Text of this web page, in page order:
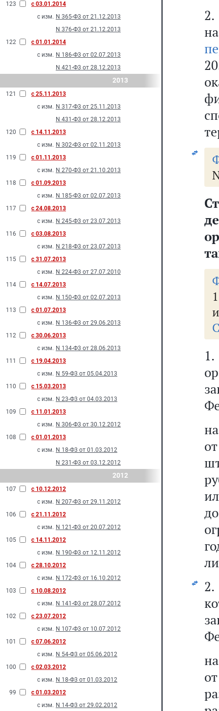
123
с 03.01.2014
с изм. N 365-Ф3 от 21.12.2013
N 376-Ф3 от 21.12.2013
122
с 01.01.2014
с изм. N 186-Ф3 от 02.07.2013
N 421-Ф3 от 28.12.2013
2013
121
с 25.11.2013
с изм. N 317-Ф3 от 25.11.2013
N 431-Ф3 от 28.12.2013
120
с 14.11.2013
с изм. N 302-Ф3 от 02.11.2013
119
с 01.11.2013
с изм. N 270-Ф3 от 21.10.2013
118
с 01.09.2013
с изм. N 185-Ф3 от 02.07.2013
117
с 24.08.2013
с изм. N 245-Ф3 от 23.07.2013
116
с 03.08.2013
с изм. N 218-Ф3 от 23.07.2013
115
с 31.07.2013
с изм. N 224-Ф3 от 27.07.2010
114
с 14.07.2013
с изм. N 150-Ф3 от 02.07.2013
113
с 01.07.2013
с изм. N 136-Ф3 от 29.06.2013
112
с 30.06.2013
с изм. N 134-Ф3 от 28.06.2013
111
с 19.04.2013
с изм. N 59-Ф3 от 05.04.2013
110
с 15.03.2013
с изм. N 23-Ф3 от 04.03.2013
109
с 11.01.2013
с изм. N 306-Ф3 от 30.12.2012
108
с 01.01.2013
с изм. N 18-Ф3 от 01.03.2012
N 231-Ф3 от 03.12.2012
2012
107
с 10.12.2012
с изм. N 207-Ф3 от 29.11.2012
106
с 21.11.2012
с изм. N 121-Ф3 от 20.07.2012
105
с 14.11.2012
с изм. N 190-Ф3 от 12.11.2012
104
с 28.10.2012
с изм. N 172-Ф3 от 16.10.2012
103
с 10.08.2012
с изм. N 141-Ф3 от 28.07.2012
102
с 23.07.2012
с изм. N 107-Ф3 от 10.07.2012
101
с 07.06.2012
с изм. N 54-Ф3 от 05.06.2012
100
с 02.03.2012
с изм. N 18-Ф3 от 01.03.2012
99
с 01.03.2012
с изм. N 14-Ф3 от 29.02.2012
2.